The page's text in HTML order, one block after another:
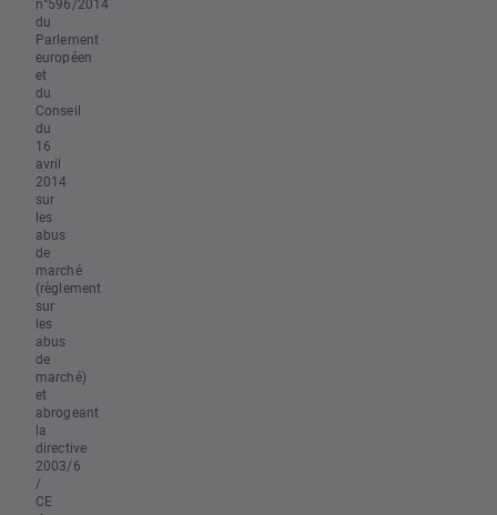
n°596/2014
du
Parlement
européen
et
du
Conseil
du
16
avril
2014
sur
les
abus
de
marché
(règlement
sur
les
abus
de
marché)
et
abrogeant
la
directive
2003/6
/
CE